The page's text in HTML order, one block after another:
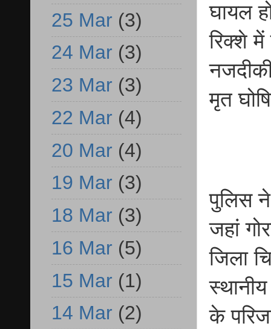
घायल
रिक्शे
मृत
पुलिस ने
जहां
जिला
के
25 Mar (3)
24 Mar (3)
23 Mar (3)
22 Mar (4)
20 Mar (4)
19 Mar (3)
18 Mar (3)
16 Mar (5)
15 Mar (1)
14 Mar (2)